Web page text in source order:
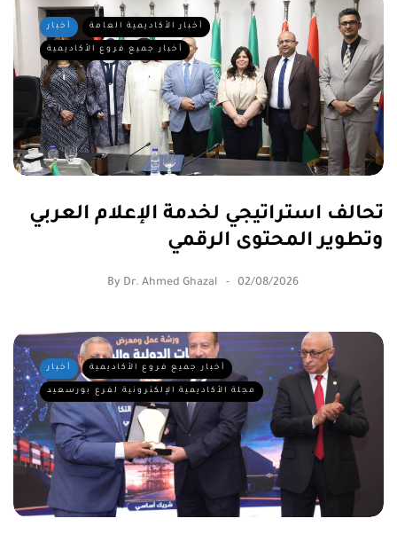
أخبار أخبار الأكاديمية العامة
أخبار جميع فروع الأكاديمية
تحالف استراتيجي لخدمة الإعلام العربي
وتطوير المحتوى الرقمي
By Dr. Ahmed Ghazal 02/08/2026
أخبار أخبار جميع فروع الأكاديمية
مجلة الأكاديمية الإلكترونية لفرع بورسعيد